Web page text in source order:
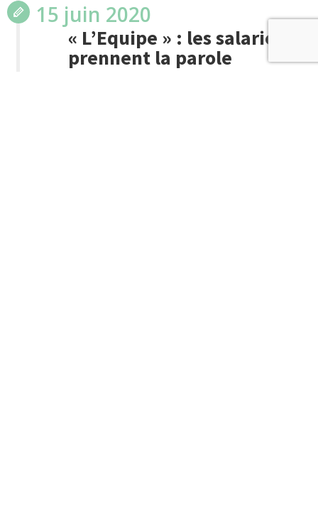
15 juin 2020
« L’Equipe » : les salariés
prennent la parole